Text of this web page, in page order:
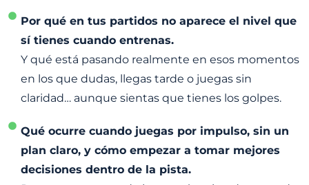
Por qué en tus partidos no aparece el nivel que
sí tienes cuando entrenas.
Y qué está pasando realmente en esos momentos
en los que dudas, llegas tarde o juegas sin
claridad… aunque sientas que tienes los golpes.
Qué ocurre cuando juegas por impulso, sin un
plan claro, y cómo empezar a tomar mejores
decisiones dentro de la pista.